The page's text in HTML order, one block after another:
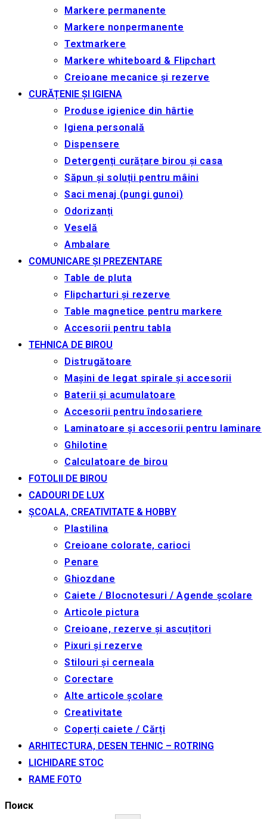
Markere permanente
Markere nonpermanente
Textmarkere
Markere whiteboard & Flipchart
Creioane mecanice și rezerve
CURĂȚENIE ȘI IGIENA
Produse igienice din hârtie
Igiena personală
Dispensere
Detergenți curățare birou și casa
Săpun și soluții pentru mâini
Saci menaj (pungi gunoi)
Odorizanți
Veselă
Ambalare
COMUNICARE ȘI PREZENTARE
Table de pluta
Flipcharturi și rezerve
Table magnetice pentru markere
Accesorii pentru tabla
TEHNICA DE BIROU
Distrugătoare
Mașini de legat spirale și accesorii
Baterii și acumulatoare
Accesorii pentru îndosariere
Laminatoare și accesorii pentru laminare
Ghilotine
Calculatoare de birou
FOTOLII DE BIROU
CADOURI DE LUX
ȘCOALA, CREATIVITATE & HOBBY
Plastilina
Creioane colorate, carioci
Penare
Ghiozdane
Caiete / Blocnotesuri / Agende școlare
Articole pictura
Creioane, rezerve și ascuțitori
Pixuri și rezerve
Stilouri și cerneala
Corectare
Alte articole școlare
Creativitate
Coperți caiete / Cărți
ARHITECTURA, DESEN TEHNIC – ROTRING
LICHIDARE STOC
RAME FOTO
Поиск